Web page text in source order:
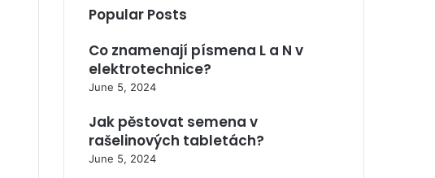
Popular Posts
Co znamenají písmena L a N v
elektrotechnice?
June 5, 2024
Jak pěstovat semena v
rašelinových tabletách?
June 5, 2024